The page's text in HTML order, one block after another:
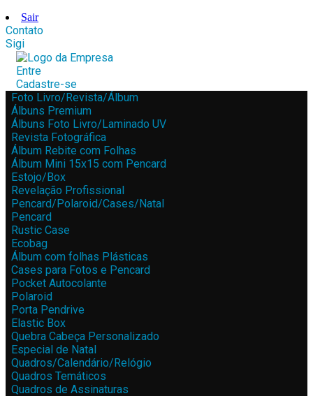
Sair
Contato
Sigi
Entre
Cadastre-se
Foto Livro/Revista/Álbum
Álbuns Premium
Álbuns Foto Livro/Laminado UV
Revista Fotográfica
Álbum Rebite com Folhas
Álbum Mini 15x15 com Pencard
Estojo/Box
Revelação Profissional
Pencard/Polaroid/Cases/Natal
Pencard
Rustic Case
Ecobag
Álbum com folhas Plásticas
Cases para Fotos e Pencard
Pocket Autocolante
Polaroid
Porta Pendrive
Elastic Box
Quebra Cabeça Personalizado
Especial de Natal
Quadros/Calendário/Relógio
Quadros Temáticos
Quadros de Assinaturas